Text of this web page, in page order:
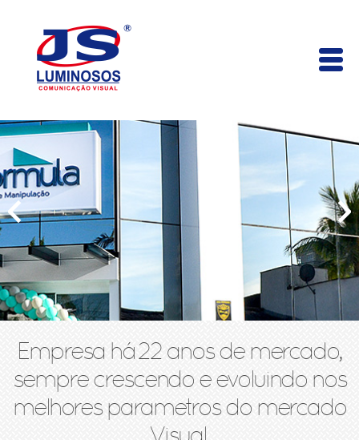
Empresa há 22 anos de mercado,
sempre crescendo e evoluindo nos
melhores parametros do mercado